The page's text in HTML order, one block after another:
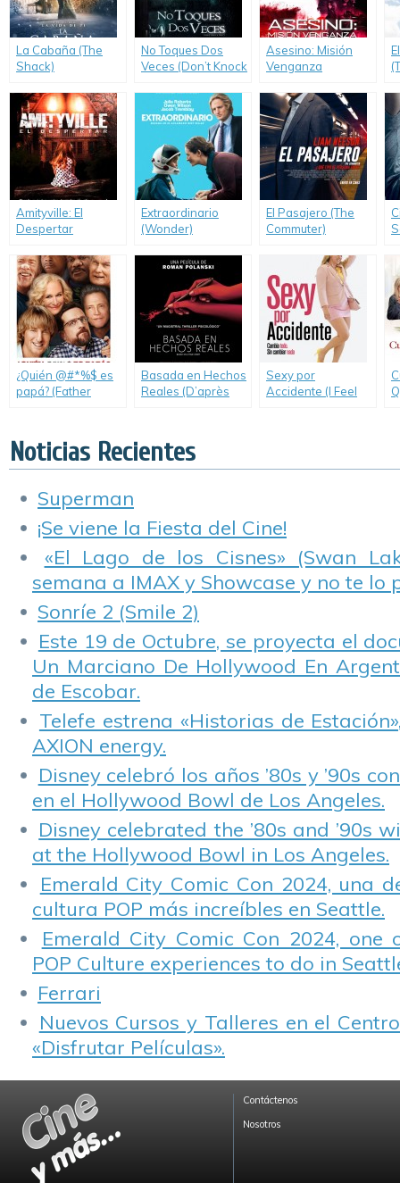
La Cabaña (The
Shack)
No Toques Dos
Veces (Don’t Knock
Asesino: Misión
Venganza
Assassin)
Amityville: El
Despertar
Awakening)
Extraordinario
(Wonder)
El Pasajero (The
Commuter)
¿Quién @#*%$ es
papá? (Father
Basada en Hechos
Reales (D’après
Sexy por
Accidente (I Feel
Noticias Recientes
Superman
¡Se viene la Fiesta del Cine!
«El Lago de los Cisnes» (Swan
semana a IMAX y Showcase y no te lo
Sonríe 2 (Smile 2)
Este 19 de Octubre, se proyecta el
Un Marciano De Hollywood En
de Escobar.
Telefe estrena «Historias de
AXION energy.
Disney celebró los años ’80s y ’90s
en el Hollywood Bowl de Los Angeles.
Disney celebrated the ’80s and ’90s
at the Hollywood Bowl in Los Angeles.
Emerald City Comic Con 2024, una
cultura POP más increíbles en Seattle.
Emerald City Comic Con 2024,
POP Culture experiences to do in
Ferrari
Nuevos Cursos y Talleres en el
«Disfrutar Películas».
Contáctenos
Nosotros